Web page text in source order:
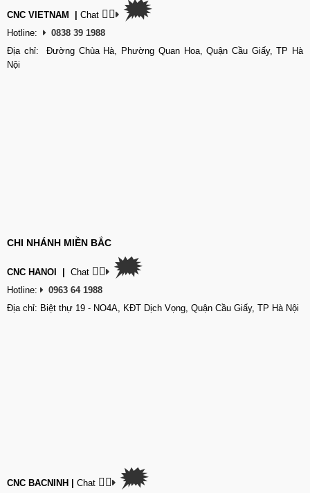
CNC VIETNAM Chat 👉🏽 🗯
Hotline:
0838 39 1988
Địa chỉ: Đường Chùa Hà, Phường Quan Hoa, Quận Cầu Giấy, TP Hà
Nội
CHI NHÁNH MIỀN BẮC
CNC HANOI Chat 👉🏽 🗯
Hotline:
0963 64 1988
Địa chỉ: Biệt thự 19 - NO4A, KĐT Dịch Vọng, Quận Cầu Giấy, TP Hà Nội
CNC BACNINH Chat 👉🏽 🗯